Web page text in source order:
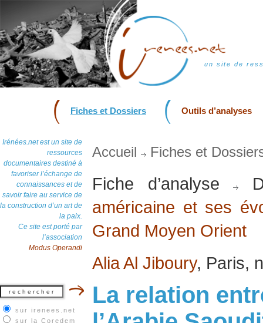
un site de
Fiches et Dossiers Outils d’analyses
Irénées.net est un site de
ressources
documentaires destiné à
favoriser l’échange de
connaissances et de
savoir faire au service de
la construction d’un art de
la paix.
Ce site est porté par
l’association
Modus Operandi
sur irenees.net
sur la Coredem
Accueil Fiches et
Fiche d’analyse
américaine et ses
Grand Moyen Orient
Alia Al Jiboury, Paris,
La relation